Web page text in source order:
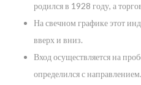
родился в 1928 году, а
На свечном графике этот
вверх и вниз.
Вход осуществляется на
определился с направлением.